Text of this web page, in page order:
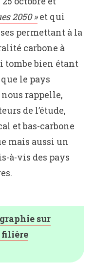
2050 »et qui
permettant à la
carbone à
tombe bien étant
le pays
rappelle,
de l’étude,
et bas-carbone
mais aussi un
à-vis des pays
sur
filière